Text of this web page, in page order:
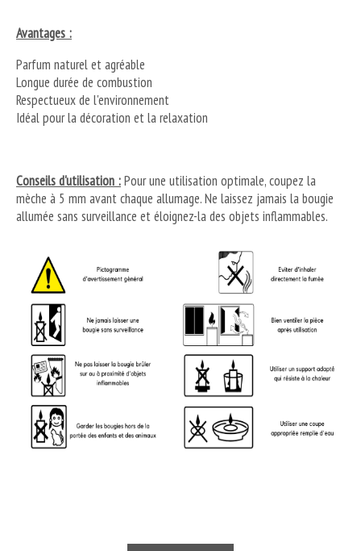
Avantages :
Parfum naturel et agréable
Longue durée de combustion
Respectueux de l'environnement
Idéal pour la décoration et la relaxation
Conseils d'utilisation :Pour une utilisation optimale, coupez la
mèche à 5 mm avant chaque allumage. Ne laissez jamais la bougie
allumée sans surveillance et éloignez-la des objets inflammables.